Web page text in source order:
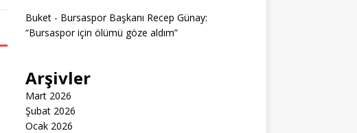
Buket- Bursaspor Başkanı Recep Günay:
“Bursaspor için ölümü göze aldım”
Arşivler
Mart 2026
Şubat 2026
Ocak 2026